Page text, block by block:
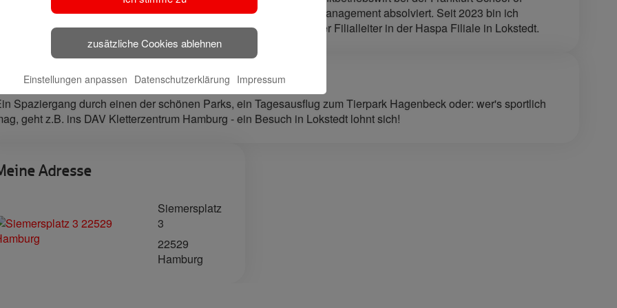
Finance and Management absolviert. Seit 2023 bin ich
stellvertretender Filialleiter in der Haspa Filiale in Lokstedt.
Tipp für Sie in der Region…
Spaziergang durch einen der schönen Parks, ein Tagesausflug zum Tierpark Hagenbeck oder: wer's sportlich
geht z.B. ins DAV Kletterzentrum Hamburg - ein Besuch in Lokstedt lohnt sich!
Adresse
Siemersplatz
3
22529
Hamburg
zusätzliche Cookies ablehnen
Einstellungen anpassen Datenschutzerklärung Impressum